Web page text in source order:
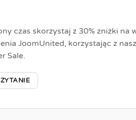
czas skorzystaj z 30% zniżki na
JoomUnited, korzystając z
Sale.